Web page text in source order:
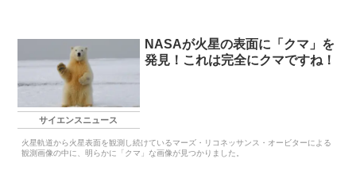
サイエンスニュース
NASAが火星の表面に「クマ」を
発見！これは完全にクマですね！
火星軌道から火星表面を観測し続けているマーズ・リコネッサンス・オービターによる
観測画像の中に、明らかに「クマ」な画像が見つかりました。